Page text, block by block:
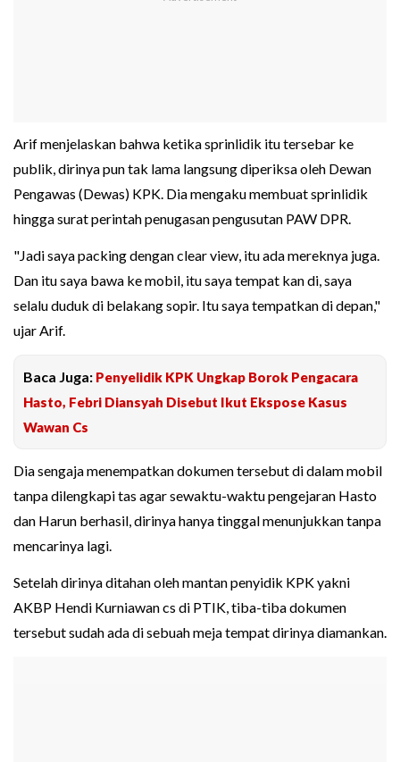
Arif menjelaskan bahwa ketika sprinlidik itu tersebar ke
publik, dirinya pun tak lama langsung diperiksa oleh Dewan
Pengawas (Dewas) KPK. Dia mengaku membuat sprinlidik
hingga surat perintah penugasan pengusutan PAW DPR.
"Jadi saya packing dengan clear view, itu ada mereknya juga.
Dan itu saya bawa ke mobil, itu saya tempat kan di, saya
selalu duduk di belakang sopir. Itu saya tempatkan di depan,"
ujar Arif.
Baca Juga: Penyelidik KPK Ungkap Borok Pengacara
Hasto, Febri Diansyah Disebut Ikut Ekspose Kasus
Wawan Cs
Dia sengaja menempatkan dokumen tersebut di dalam mobil
tanpa dilengkapi tas agar sewaktu-waktu pengejaran Hasto
dan Harun berhasil, dirinya hanya tinggal menunjukkan tanpa
mencarinya lagi.
Setelah dirinya ditahan oleh mantan penyidik KPK yakni
AKBP Hendi Kurniawan cs di PTIK, tiba-tiba dokumen
tersebut sudah ada di sebuah meja tempat dirinya diamankan.